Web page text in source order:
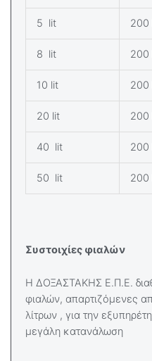
5 lit 200
8 lit 200
10 lit 200
20 lit 200
40 lit 200
50 lit 200
Συστοιχίες φιαλών
Η ΔΟΞΑΣΤΑΚΗΣ Ε.Π.Ε.
φιαλών, απαρτιζόμενες
λίτρων , για την
μεγάλη κατανάλωση